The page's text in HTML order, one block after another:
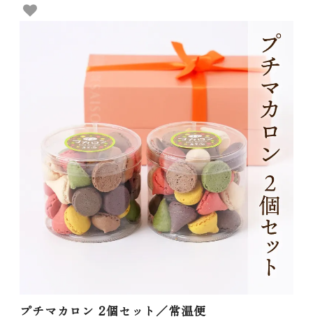
プチマカロン 2個セット／常温便